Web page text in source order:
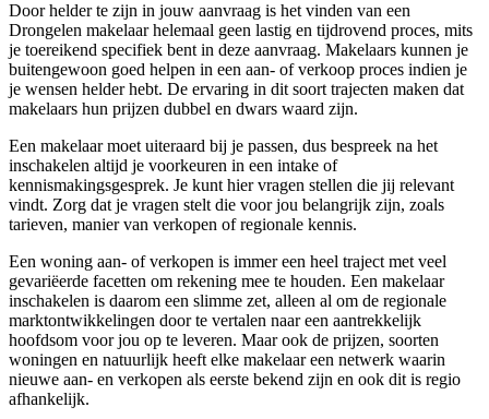
Door helder te zijn in jouw aanvraag is het vinden van een
Drongelen makelaar helemaal geen lastig en tijdrovend proces, mits
je toereikend specifiek bent in deze aanvraag. Makelaars kunnen je
buitengewoon goed helpen in een aan- of verkoop proces indien je
je wensen helder hebt. De ervaring in dit soort trajecten maken dat
makelaars hun prijzen dubbel en dwars waard zijn.
Een makelaar moet uiteraard bij je passen, dus bespreek na het
inschakelen altijd je voorkeuren in een intake of
kennismakingsgesprek. Je kunt hier vragen stellen die jij relevant
vindt. Zorg dat je vragen stelt die voor jou belangrijk zijn, zoals
tarieven, manier van verkopen of regionale kennis.
Een woning aan- of verkopen is immer een heel traject met veel
gevariëerde facetten om rekening mee te houden. Een makelaar
inschakelen is daarom een slimme zet, alleen al om de regionale
marktontwikkelingen door te vertalen naar een aantrekkelijk
hoofdsom voor jou op te leveren. Maar ook de prijzen, soorten
woningen en natuurlijk heeft elke makelaar een netwerk waarin
nieuwe aan- en verkopen als eerste bekend zijn en ook dit is regio
afhankelijk.